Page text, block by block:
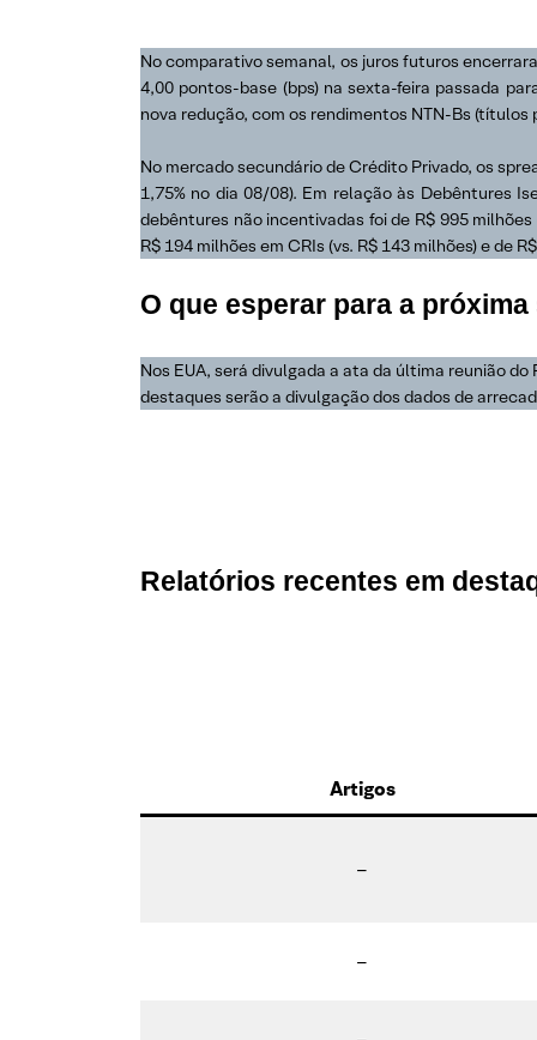
No comparativo semanal, os juros futuros
4,00 pontos-base (bps) na sexta-feira passada
nova redução, com os rendimentos NTN-Bs
No mercado secundário de Crédito Privado, os
1,75% no dia 08/08). Em relação às Debêntures
debêntures não incentivadas foi de R$ 995
R$ 194 milhões em CRIs (vs. R$ 143 milhões) e de
O que esperar para a próxima
Nos EUA, será divulgada a ata da última reunião
destaques serão a divulgação dos dados de
Relatórios recentes em
Artigos
–
–